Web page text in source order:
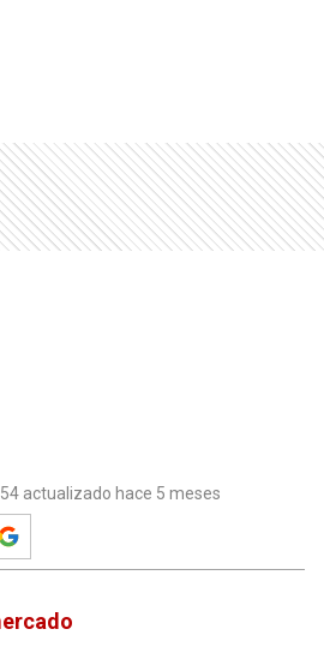
actualizado hace 5 meses